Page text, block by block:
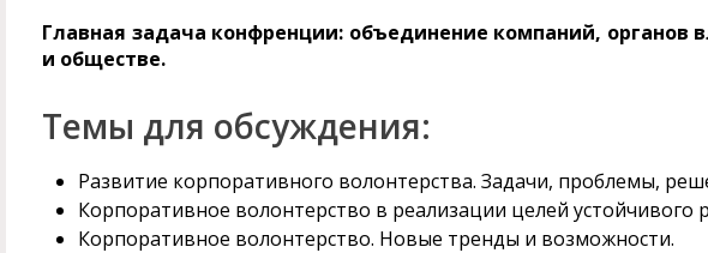
Главная задача конфренции: объединение компаний, органов
и обществе.
Темы для обсуждения:
Развитие корпоративного волонтерства. Задачи, проблемы,
Корпоративное волонтерство в реализации целей устойчивого
Корпоративное волонтерство. Новые тренды и возможности.